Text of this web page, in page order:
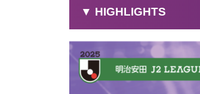
▼ HIGHLIGHTS